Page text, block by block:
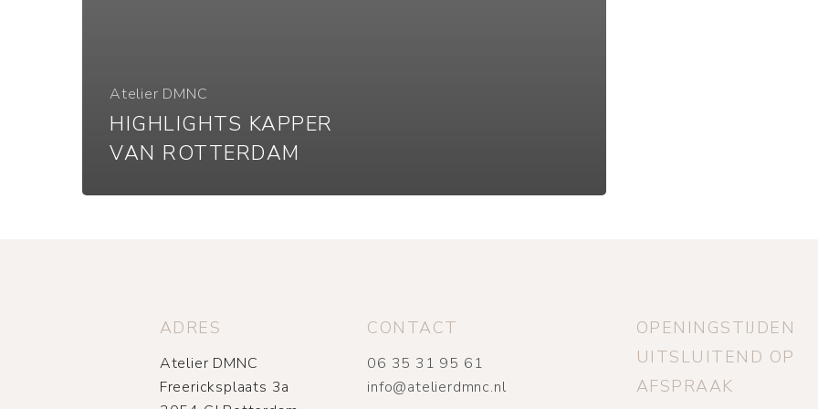
Atelier DMNC
HIGHLIGHTS KAPPER
VAN ROTTERDAM
ADRES
Atelier DMNC
Freericksplaats 3a
CONTACT
06 35 31 95 61
info@atelierdmnc.nl
OPENINGSTIJDEN
UITSLUITEND OP
AFSPRAAK